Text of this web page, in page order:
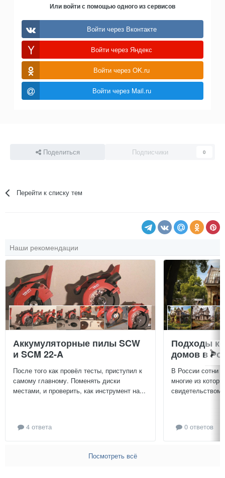
Или войти с помощью одного из сервисов
Войти через Вконтакте
Войти через Яндекс
Войти через OK.ru
Войти через Mail.ru
Поделиться Подписчики 0
Перейти к списку тем
Наши рекомендации
Аккумуляторные пилы SCW
и SCM 22-A
После того как провёл тесты, приступил к
самому главному. Поменять диски
местами, и проверить, как инструмент на...
4 ответа
Подходы к
домов в
В России сотни
многие из
свидетельством
0 ответов
Посмотреть всё